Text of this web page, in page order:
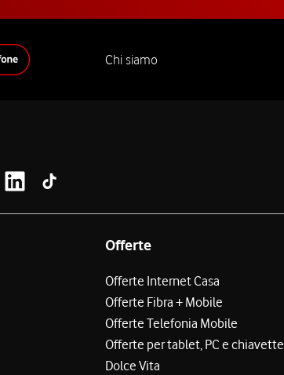
Chi siamo
Offerte
Offerte Internet Casa
Offerte Fibra + Mobile
Offerte Telefonia Mobile
Offerte per tablet, PC e chiavette
Dolce Vita